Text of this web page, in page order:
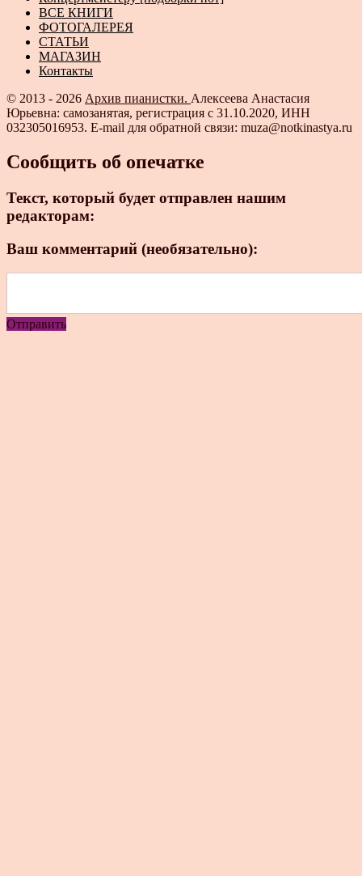
ВСЕ КНИГИ
ФОТОГАЛЕРЕЯ
СТАТЬИ
МАГАЗИН
Контакты
© 2013 - 2026 Архив пианистки. Алексеева Анастасия
Юрьевна: самозанятая, регистрация с 31.10.2020, ИНН
032305016953. E-mail для обратной связи: muza@notkinastya.ru
Сообщить об опечатке
Текст, который будет отправлен нашим
редакторам:
Ваш комментарий (необязательно):
Отправить